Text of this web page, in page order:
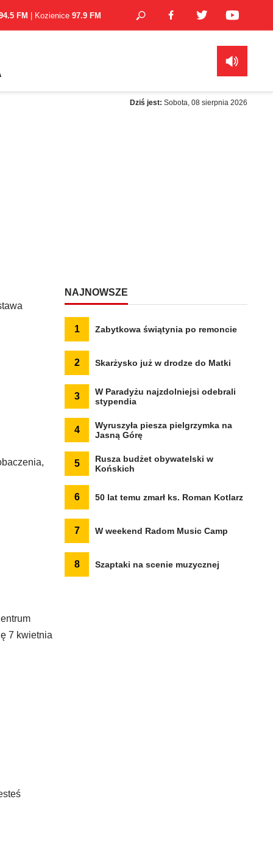
FM | Kozienice 97.9 FM
Dziś jest: Sobota, 08 sierpnia 2026
7 kwietnia
NAJNOWSZE
1 Zabytkowa świątynia po remoncie
2 Skarżysko już w drodze do Matki
3
W Paradyżu najzdolniejsi odebrali
stypendia
4
Wyruszyła piesza pielgrzymka na
Jasną Górę
5
Rusza budżet obywatelski w
Końskich
6 50 lat temu zmarł ks. Roman Kotlarz
7 W weekend Radom Music Camp
8 Szaptaki na scenie muzycznej